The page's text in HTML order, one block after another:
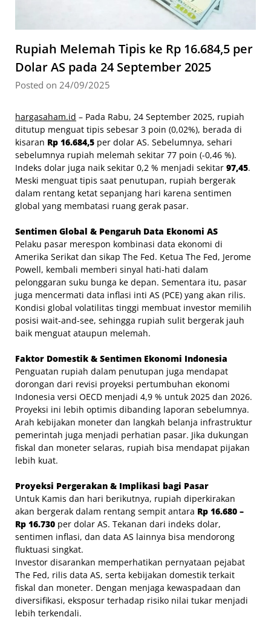
Rupiah Melemah Tipis ke Rp 16.684,5 per
Dolar AS pada 24 September 2025
Posted on 24/09/2025
hargasaham.id – Pada Rabu, 24 September 2025, rupiah
ditutup menguat tipis sebesar 3 poin (0,02%), berada di
kisaran Rp 16.684,5 per dolar AS. Sebelumnya, sehari
sebelumnya rupiah melemah sekitar 77 poin (-0,46 %).
Indeks dolar juga naik sekitar 0,2 % menjadi sekitar 97,45.
Meski menguat tipis saat penutupan, rupiah bergerak
dalam rentang ketat sepanjang hari karena sentimen
global yang membatasi ruang gerak pasar.
Sentimen Global & Pengaruh Data Ekonomi AS
Pelaku pasar merespon kombinasi data ekonomi di
Amerika Serikat dan sikap The Fed. Ketua The Fed, Jerome
Powell, kembali memberi sinyal hati-hati dalam
pelonggaran suku bunga ke depan. Sementara itu, pasar
juga mencermati data inflasi inti AS (PCE) yang akan rilis.
Kondisi global volatilitas tinggi membuat investor memilih
posisi wait-and-see, sehingga rupiah sulit bergerak jauh
baik menguat ataupun melemah.
Faktor Domestik & Sentimen Ekonomi Indonesia
Penguatan rupiah dalam penutupan juga mendapat
dorongan dari revisi proyeksi pertumbuhan ekonomi
Indonesia versi OECD menjadi 4,9 % untuk 2025 dan 2026.
Proyeksi ini lebih optimis dibanding laporan sebelumnya.
Arah kebijakan moneter dan langkah belanja infrastruktur
pemerintah juga menjadi perhatian pasar. Jika dukungan
fiskal dan moneter selaras, rupiah bisa mendapat pijakan
lebih kuat.
Proyeksi Pergerakan & Implikasi bagi Pasar
Untuk Kamis dan hari berikutnya, rupiah diperkirakan
akan bergerak dalam rentang sempit antara Rp 16.680 –
Rp 16.730 per dolar AS. Tekanan dari indeks dolar,
sentimen inflasi, dan data AS lainnya bisa mendorong
fluktuasi singkat.
Investor disarankan memperhatikan pernyataan pejabat
The Fed, rilis data AS, serta kebijakan domestik terkait
fiskal dan moneter. Dengan menjaga kewaspadaan dan
diversifikasi, eksposur terhadap risiko nilai tukar menjadi
lebih terkendali.